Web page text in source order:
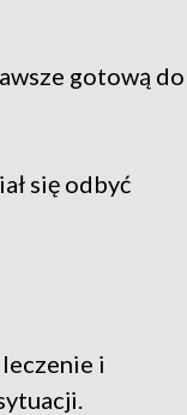
gotową do
się odbyć
i